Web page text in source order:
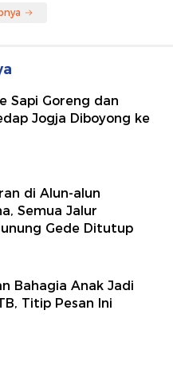
Sapi Goreng dan
Jogja Diboyong ke
di Alun-alun
Semua Jalur
Gede Ditutup
Bahagia Anak Jadi
Titip Pesan Ini